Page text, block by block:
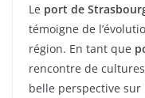
Le port de
témoigne de
région. En tant que
rencontre de
belle perspective sur